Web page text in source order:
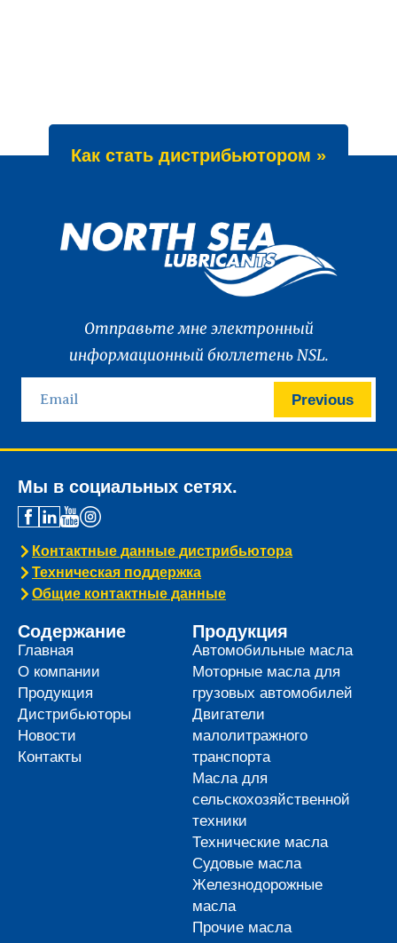
Как стать дистрибьютором »
Отправьте мне электронный
информационный бюллетень NSL.
Previous
Мы в социальных сетях.
Контактные данные дистрибьютора
Техническая поддержка
Общие контактные данные
Содержание
Главная
О компании
Продукция
Дистрибьюторы
Новости
Контакты
Продукция
Автомобильные масла
Моторные масла для
грузовых автомобилей
Двигатели
малолитражного
транспорта
Масла для
сельскохозяйственной
техники
Технические масла
Судовые масла
Железнодорожные
масла
Прочие масла